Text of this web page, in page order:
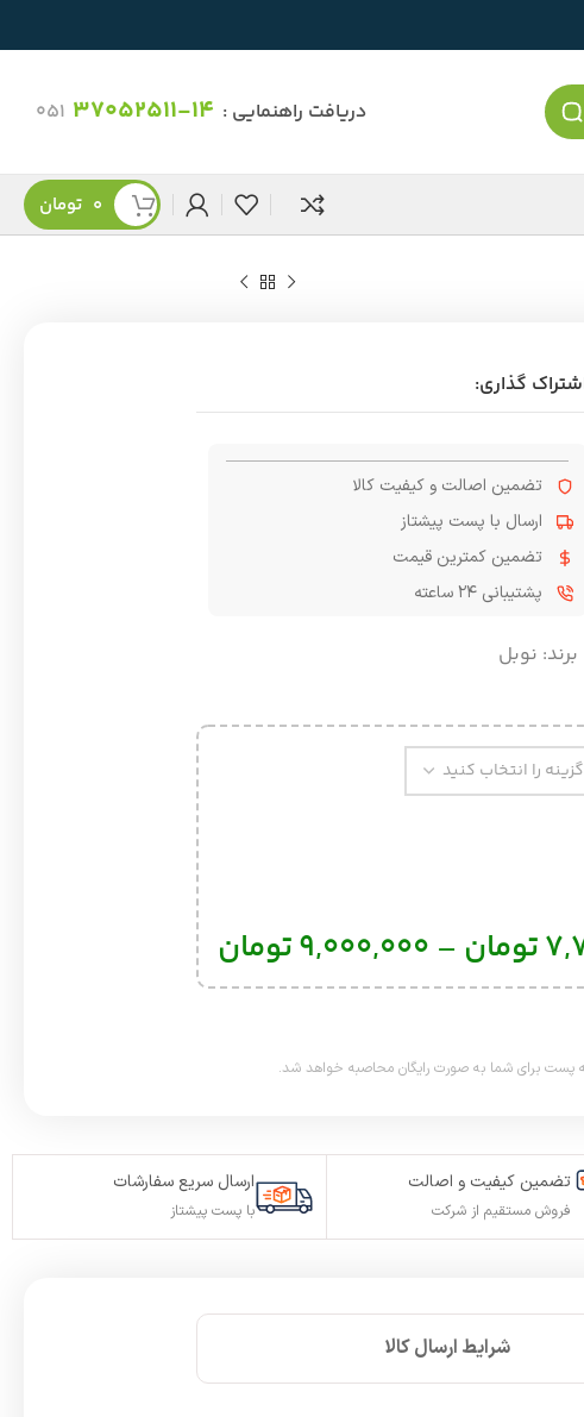
دریافت راهنمایی : 37052511-14
051
0 تومان
گذاری:
تضمین اصالت و کیفیت کالا
ارسال با پست پیشتاز
تضمین کمترین قیمت
پشتیبانی ۲۴ ساعته
برند: نوبل
تومان –
9,000,000تومان
تضمین کیفیت و اصالت
فروش مستقیم از شرکت
ارسال سریع سفارشات
با پست پیشتاز
شرایط ارسال کالا